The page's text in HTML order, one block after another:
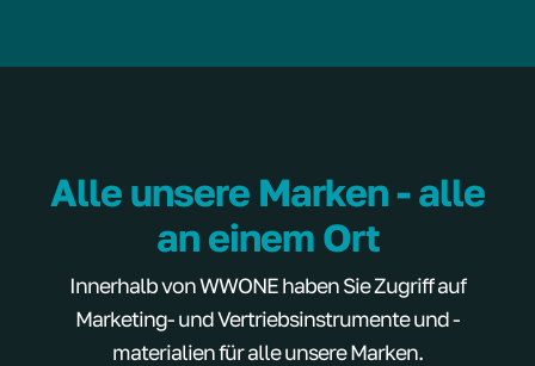
Alle unsere Marken - alle
an einem Ort
Innerhalb von WWONE haben Sie Zugriff auf
Marketing- und Vertriebsinstrumente und -
materialien für alle unsere Marken.